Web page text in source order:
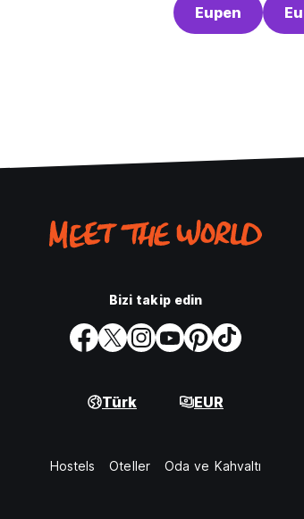
Eupen
Bizi takip edin
Türk EUR
Hostels Oteller Oda ve Kahvaltı